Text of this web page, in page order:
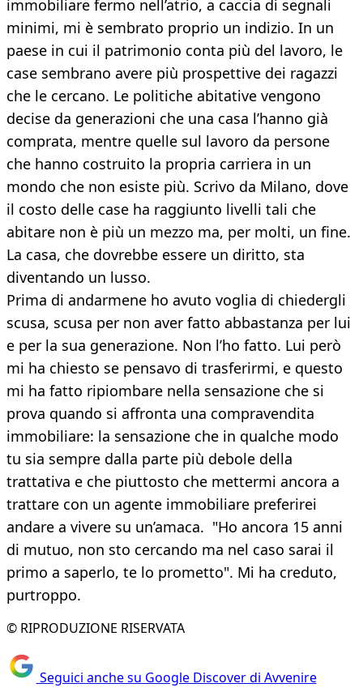
immobiliare fermo nell’atrio, a caccia di segnali
minimi, mi è sembrato proprio un indizio. In un
paese in cui il patrimonio conta più del lavoro, le
case sembrano avere più prospettive dei ragazzi
che le cercano. Le politiche abitative vengono
decise da generazioni che una casa l’hanno già
comprata, mentre quelle sul lavoro da persone
che hanno costruito la propria carriera in un
mondo che non esiste più. Scrivo da Milano, dove
il costo delle case ha raggiunto livelli tali che
abitare non è più un mezzo ma, per molti, un fine.
La casa, che dovrebbe essere un diritto, sta
diventando un lusso.
Prima di andarmene ho avuto voglia di chiedergli
scusa, scusa per non aver fatto abbastanza per lui
e per la sua generazione. Non l’ho fatto. Lui però
mi ha chiesto se pensavo di trasferirmi, e questo
mi ha fatto ripiombare nella sensazione che si
prova quando si affronta una compravendita
immobiliare: la sensazione che in qualche modo
tu sia sempre dalla parte più debole della
trattativa e che piuttosto che mettermi ancora a
trattare con un agente immobiliare preferirei
andare a vivere su un’amaca. "Ho ancora 15 anni
di mutuo, non sto cercando ma nel caso sarai il
primo a saperlo, te lo prometto". Mi ha creduto,
purtroppo.
© RIPRODUZIONE RISERVATA
Seguici anche su Google Discover di Avvenire